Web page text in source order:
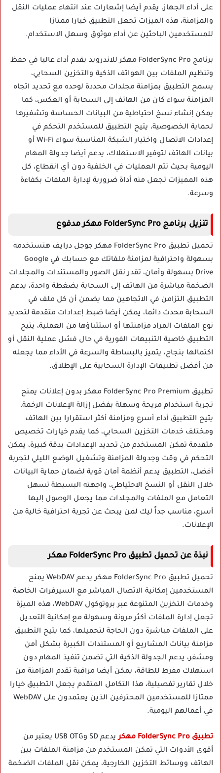
على أداء الجهاز، يقدم أيضا إشعارات عند انتهاء عمليات النقل
والمزامنة، هذه الميزات تجعل التطبيق خيارا ممتازا
للمستخدمين الباحثين عن أداء موثوق وسهل الاستخدام.
برنامج FolderSync Pro مهكر للاندرويد يقدم أداء عاليا في حفظ
وتنظيم الملفات بين الهواتف الذكية والتخزين السحابي،
يسمح التطبيق بمزامنة مجلدات محددة لوحده مع تحديد اتجاه
المزامنة سواء كان من الهاتف إلى السحابة أو العكس، كما
يمكن إنشاء نسخ احتياطية من البيانات الحساسة وتشفيرها
لحماية الخصوصية، يتيح التطبيق للمستخدم التحكم في
إعدادات الاتصال واختيار الشبكة المناسبة سواء Wi-Fi أو
بيانات الهاتف لتوفير الاستهلاك، يدعم أيضا جدولة المهام
اليومية بحيث تتم العمليات في الخلفية دون أي انقطاع، كل
هذه المميزات تجعل منه أداة ضرورية لإدارة الملفات بكفاءة
وسرعة.
تنزيل برنامج FolderSync Pro مهكر مدفوع
تحميل تطبيق FolderSync Pro مهكر جوجل درايف هتستخدمه
بسهولة واحترافية لمزامنة ملفاتك مع حسابك في Google
Drive بسهولة وأمان، تقدر نقل الصور والمستندات والمجلدات
الضخمة مباشرة من الهاتف إلى السحابة بضغطة واحدة، يدعم
التطبيق التزامن في الاتجاهين مما يضمن أن كل ملف في
السحابة محدث دائما، يمكن أيضا ضبط إعدادات متقدمة لتحديد
نوع الملفات المراد مزامنتها أو استثناؤها من العملية، يتيح
التطبيق خاصية التنبيهات الفورية في حال فشل عملية النقل أو
اكتمالها بنجاح، يتميز بالبساطة والسرعة في الأداء مما يجعله
من أفضل تطبيقات الإدارة السحابية على الإطلاق.
تطبيق FolderSync Pro Premium مهكر بدون إعلانات يمنح
تجربة استخدام مريحة وسهلة بفضل إزالة الإعلانات الرخمة،
يتيح التطبيق أداء أسرع ومزامنة أكثر استقرارا بين الهاتف
ومختلف خدمات التخزين السحابي، كما يقدم خيارات تخصيص
متقدمة تمكن المستخدم من تحديد الإعدادات بدقة كبيرة، يمكن
التحكم في وقت وجدولة المزامنة وتشغيل الوضع الليلي لتجربة
أفضل، التطبيق يدعم أنظمة أمان قوية لضمان حماية البيانات
خلال النقل أو النسخ الاحتياطي، واجهته البسيطة تسهل
التعامل مع الملفات والمجلدات مما يجعل الوصول إليها
أسرع، مناسب جداً ليك لمن يبحث عن تجربة احترافية خالية من
الإعلانات.
نبذة عن تحميل تطبيق FolderSync Pro مهكر
تحميل تطبيق FolderSync Pro مهكر يدعم WebDAV يمنح
المستخدمين إمكانية الاتصال المباشر مع السيرفرات الخاصة
وخدمات التخزين المتنوعة عبر بروتوكول WebDAV، هذه الميزة
تجعل إدارة الملفات أكثر مرونة وسهولة مع إمكانية التعديل
على الملفات مباشرة دون الحاجة لتحميلها، كما يتيح التطبيق
مزامنة بيانات المشاريع أو المستندات الكبيرة بشكل آمن
ومشفر، يدعم الجدولة الذكية التي تضمن تنفيذ المهام دون
استهلاك مفرط للطاقة، يمكن أيضا مراقبة تقدم المزامنة من
خلال تقارير تفصيلية، هذا التكامل المتقدم يجعل التطبيق خيارا
ممتازا للمستخدمين المحترفين الذين يعتمدون على WebDAV
في أعمالهم اليومية.
تطبيق FolderSync Pro مهكر
يدعم SD وUSB OTG يعتبر من
أقوى الأدوات التي تمكن المستخدم من مزامنة الملفات بين
الهاتف ووسائط التخزين الخارجية، يمكن نقل الملفات الضخمة